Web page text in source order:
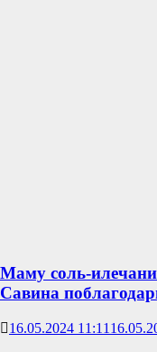
Маму соль-
Савина
16.05.2024 11:11